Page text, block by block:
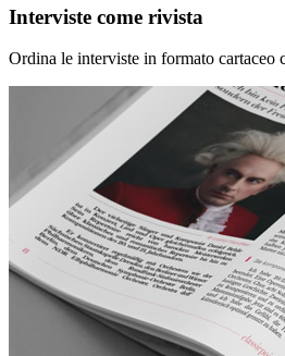
Interviste come rivista
Ordina le interviste in formato cartaceo